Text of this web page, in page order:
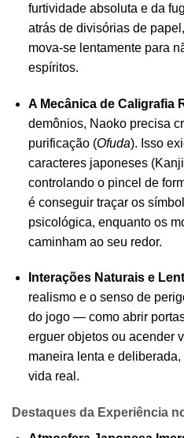
furtividade absoluta e da
atrás de divisórias de
mova-se lentamente para
espíritos.
A Mecânica de Caligrafia
demônios, Naoko precisa
purificação (Ofuda). Isso
caracteres japoneses
controlando o pincel de
é conseguir traçar os
psicológica, enquanto os
caminham ao seu redor.
Interações Naturais e
realismo e o senso de
do jogo — como abrir
erguer objetos ou acender
maneira lenta e
vida real.
Destaques da Experiência